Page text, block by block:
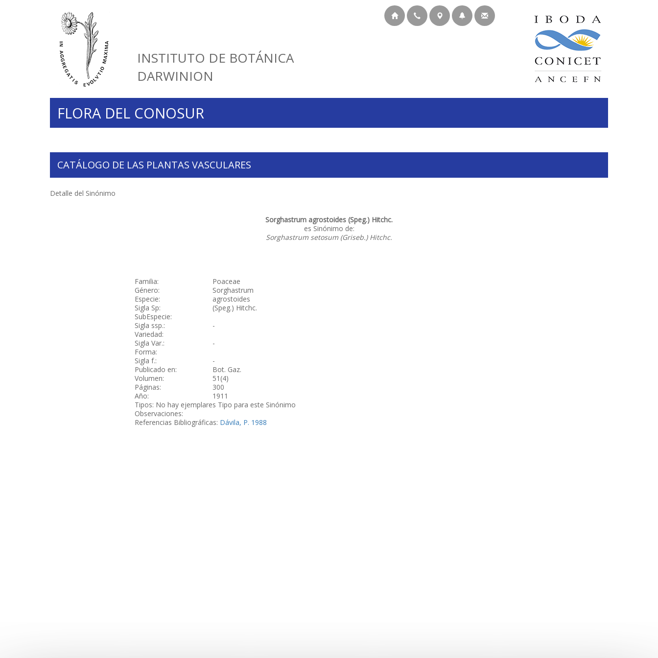
INSTITUTO DE BOTÁNICA
DARWINION
FLORA DEL CONOSUR
CATÁLOGO DE LAS PLANTAS VASCULARES
Detalle del Sinónimo
Sorghastrum agrostoides (Speg.) Hitchc.
es Sinónimo de:
Sorghastrum setosum (Griseb.) Hitchc.
Familia:
Poaceae
Género:
Sorghastrum
Especie:
agrostoides
Sigla Sp:
(Speg.) Hitchc.
SubEspecie:
Sigla ssp.:
-
Variedad:
Sigla Var.:
-
Forma:
Sigla f.:
-
Publicado en:
Bot. Gaz.
Volumen:
51(4)
Páginas:
300
Año:
1911
Tipos: No hay ejemplares Tipo para este Sinónimo
Observaciones:
Referencias Bibliográficas: Dávila, P. 1988